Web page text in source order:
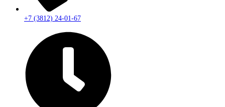
+7 (3812) 24-01-67